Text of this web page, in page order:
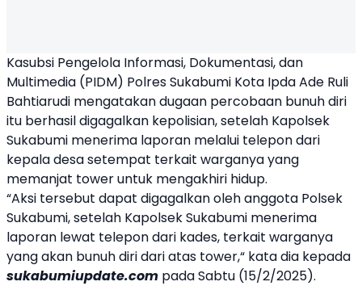
Kasubsi Pengelola Informasi, Dokumentasi, dan
Multimedia (PIDM) Polres Sukabumi Kota Ipda Ade Ruli
Bahtiarudi mengatakan dugaan percobaan bunuh diri
itu berhasil digagalkan kepolisian, setelah Kapolsek
Sukabumi menerima laporan melalui telepon dari
kepala desa setempat terkait warganya yang
memanjat tower untuk mengakhiri hidup.
“Aksi tersebut dapat digagalkan oleh anggota Polsek
Sukabumi, setelah Kapolsek Sukabumi menerima
laporan lewat telepon dari kades, terkait warganya
yang akan bunuh diri dari atas tower,“ kata dia kepada
sukabumiupdate.com pada Sabtu (15/2/2025).